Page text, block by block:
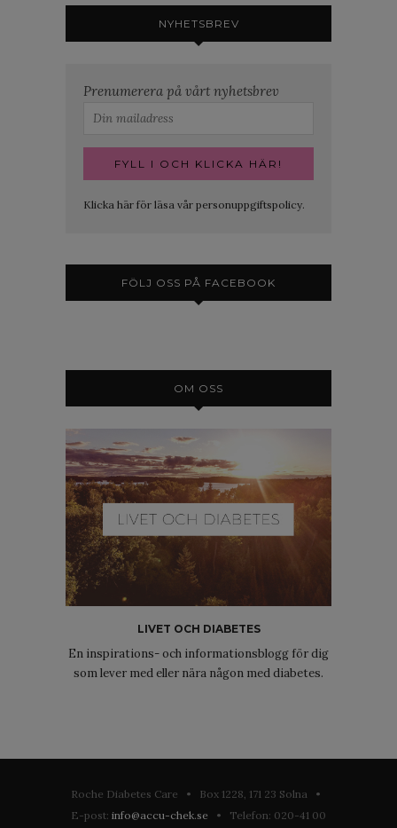
NYHETSBREV
Prenumerera på vårt nyhetsbrev
Klicka här för läsa vår personuppgiftspolicy.
FÖLJ OSS PÅ FACEBOOK
OM OSS
LIVET OCH DIABETES
En inspirations- och informationsblogg för dig
som lever med eller nära någon med diabetes.
Roche Diabetes Care • Box 1228, 171 23 Solna •
E-post: info@accu-chek.se • Telefon: 020-41 00